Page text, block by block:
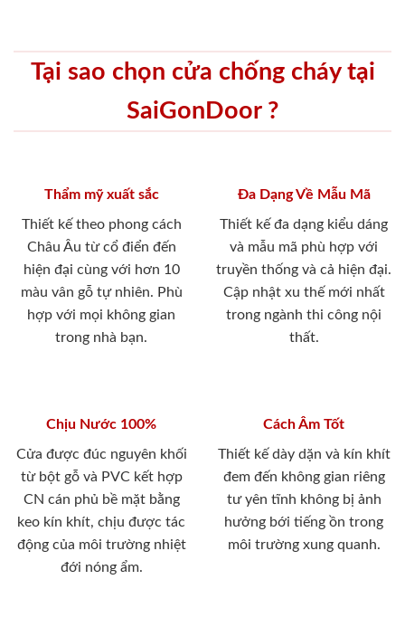
Tại sao chọn cửa chống cháy tại
SaiGonDoor ?
Thẩm mỹ xuất sắc
Thiết kế theo phong cách
Châu Âu từ cổ điển đến
hiện đại cùng với hơn 10
màu vân gỗ tự nhiên. Phù
hợp với mọi không gian
trong nhà bạn.
Đa Dạng Về Mẫu Mã
Thiết kế đa dạng kiểu dáng
và mẫu mã phù hợp với
truyền thống và cả hiện đại.
Cập nhật xu thế mới nhất
trong ngành thi công nội
thất.
Chịu Nước 100%
Cửa được đúc nguyên khối
từ bột gỗ và PVC kết hợp
CN cán phủ bề mặt bằng
keo kín khít, chịu được tác
động của môi trường nhiệt
đới nóng ẩm.
Cách Âm Tốt
Thiết kế dày dặn và kín khít
đem đến không gian riêng
tư yên tĩnh không bị ảnh
hưởng bới tiếng ồn trong
môi trường xung quanh.